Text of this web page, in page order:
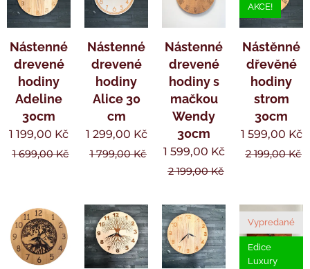
Nástenné
drevené
hodiny
Adeline
30cm
1 199,00 Kč
1 699,00Kč
Nástenné
drevené
hodiny
Alice 30
cm
1 299,00 Kč
1 799,00Kč
Nástenné
drevené
hodiny s
mačkou
Wendy
30cm
1 599,00 Kč
2 199,00Kč
Nástěnné
dřevěné
hodiny
strom
30cm
AKCE!
1 599,00 Kč
2 199,00Kč
Vypredané
Edice
Luxury